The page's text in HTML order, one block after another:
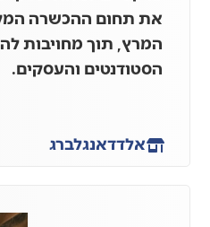
את תחום ההכשרה
המרץ, תוך מחויבות
הסטודנטים והעסקים.
אלדדאנגלברג